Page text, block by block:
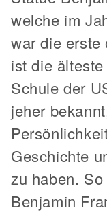
welche im
war die erste
ist die
Schule der
jeher
Geschichte
zu haben.
Benjamin